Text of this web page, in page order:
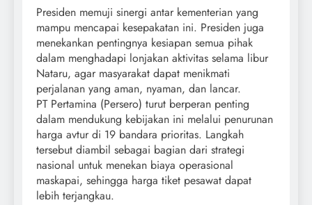
Presiden memuji sinergi antar kementerian yang
mampu mencapai kesepakatan ini. Presiden juga
menekankan pentingnya kesiapan semua pihak
dalam menghadapi lonjakan aktivitas selama libur
Nataru, agar masyarakat dapat menikmati
perjalanan yang aman, nyaman, dan lancar.
PT Pertamina (Persero) turut berperan penting
dalam mendukung kebijakan ini melalui penurunan
harga avtur di 19 bandara prioritas. Langkah
tersebut diambil sebagai bagian dari strategi
nasional untuk menekan biaya operasional
maskapai, sehingga harga tiket pesawat dapat
lebih terjangkau.